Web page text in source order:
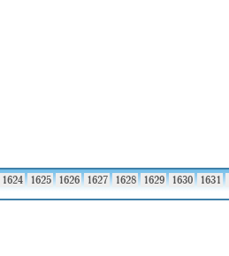
1624 1625 1626 1627 1628 1629 1630 1631